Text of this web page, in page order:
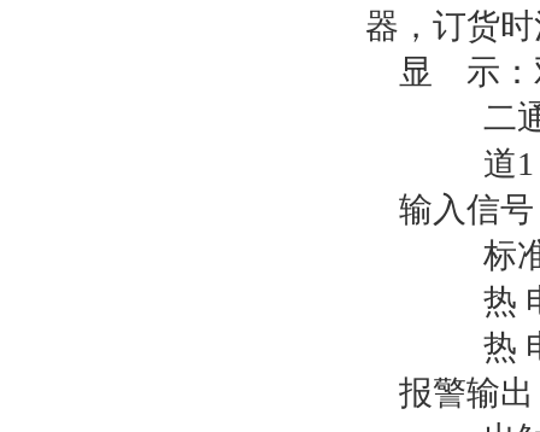
器，订货
显
示
二
道
输入信
标
热
热
报警输